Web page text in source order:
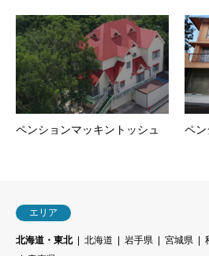
ペンションマッキントッシュ ペン
エリア
北海道・東北 北海道 岩手県 宮城県